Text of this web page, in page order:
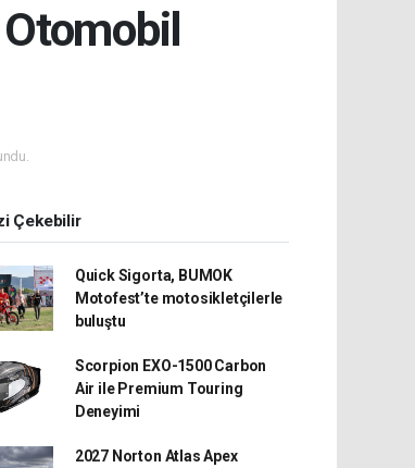
Çekebilir
Quick Sigorta, BUMOK
Motofest’te motosikletçilerle
buluştu
Scorpion EXO-1500 Carbon
Air ile Premium Touring
Deneyimi
2027 Norton Atlas Apex